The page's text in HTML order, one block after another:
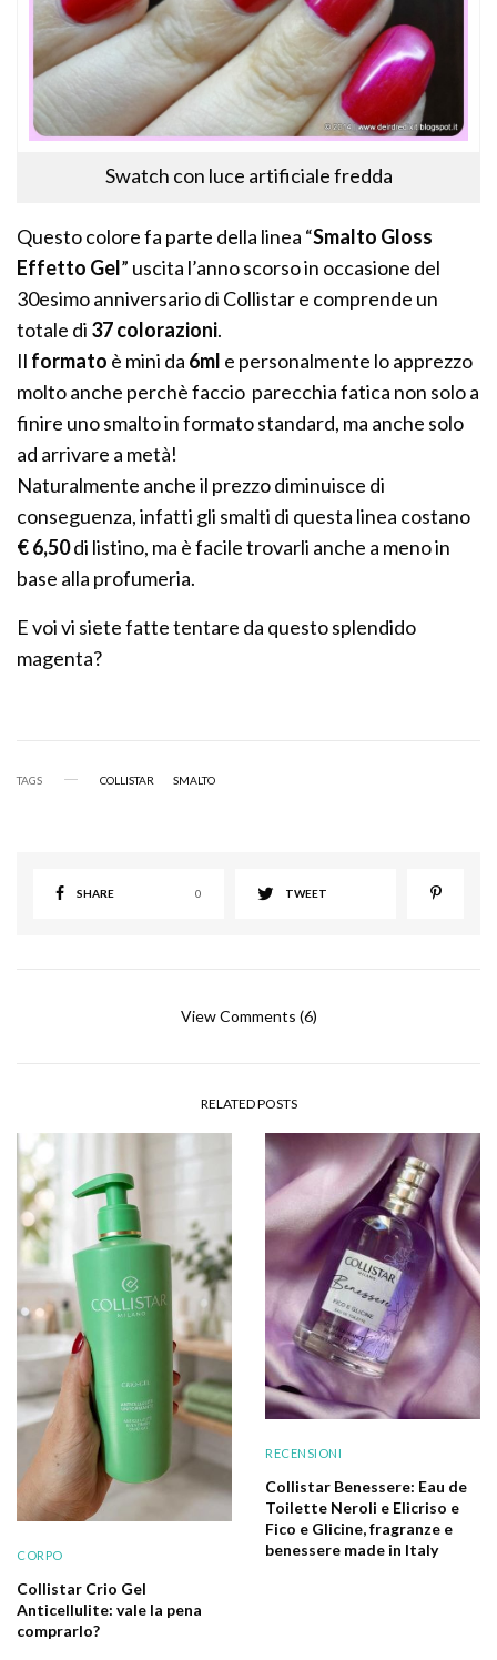
Swatch con luce artificiale fredda
Questo colore fa parte della linea “Smalto Gloss
Effetto Gel” uscita l’anno scorso in occasione del
30esimo anniversario di Collistar e comprende un
totale di 37 colorazioni.
Il formato è mini da 6ml e personalmente lo apprezzo
molto anche perchè faccio parecchia fatica non solo a
finire uno smalto in formato standard, ma anche solo
ad arrivare a metà!
Naturalmente anche il prezzo diminuisce di
conseguenza, infatti gli smalti di questa linea costano
€ 6,50di listino, ma è facile trovarli anche a meno in
base alla profumeria.
E voi vi siete fatte tentare da questo splendido
magenta?
TAGS COLLISTAR SMALTO
SHARE 0 TWEET
View Comments (6)
RELATED POSTS
CORPO
Collistar Crio Gel
Anticellulite: vale la pena
comprarlo?
RECENSIONI
Collistar Benessere: Eau de
Toilette Neroli e Elicriso e
Fico e Glicine, fragranze e
benessere made in Italy